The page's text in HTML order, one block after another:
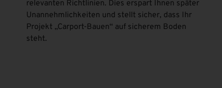
relevanten Richtlinien. Dies erspart Ihnen später
Unannehmlichkeiten und stellt sicher, dass Ihr
Projekt „Carport-Bauen“ auf sicherem Boden
steht.